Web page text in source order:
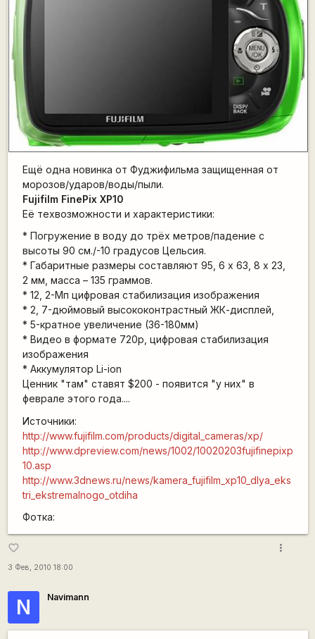
Ещё одна новинка от Фуджифильма защищенная от
морозов/ударов/воды/пыли.
Fujifilm FinePix XP10
Её техвозможности и характеристики:
* Погружение в воду до трёх метров/падение с
высоты 90 см./-10 градусов Цельсия.
* Габаритные размеры составляют 95, 6 х 63, 8 х 23,
2 мм, масса – 135 граммов.
* 12, 2-Мп цифровая стабилизация изображения
* 2, 7-дюймовый высококонтрастный ЖК-дисплей,
* 5-кратное увеличение (36-180мм)
* Видео в формате 720p, цифровая стабилизация
изображения
* Аккумулятор Li-ion
Ценник "там" ставят $200 - появится "у них" в
феврале этого года....
Источники:
http://www.fujifilm.com/products/digital_cameras/xp/
http://www.dpreview.com/news/1002/10020203fujifinepixp
10.asp
http://www.3dnews.ru/news/kamera_fujifilm_xp10_dlya_eks
tri_ekstremalnogo_otdiha
Фотка:
favorite_border
3 Фев, 2010 18:00
more_vert
N Navimann